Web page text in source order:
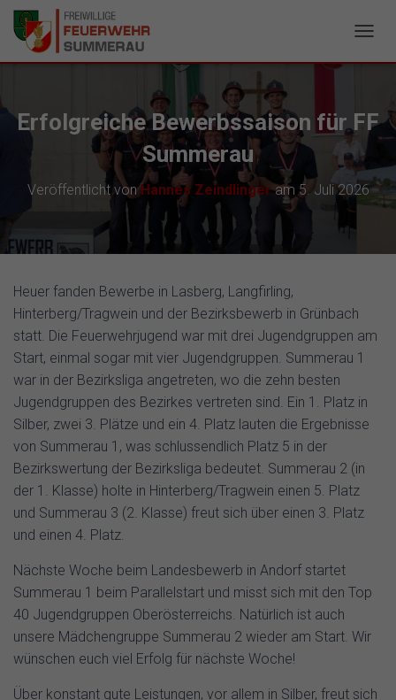
A
G
A
I
O
N
T
Erfolgreiche Bewerbssaison für FF
Summerau
Veröffentlicht vonHannes Zeindlingeram5. Juli 2026
Heuer fanden Bewerbe in Lasberg, Langfirling,
Hinterberg/Tragwein und der Bezirksbewerb in Grünbach
statt. Die Feuerwehrjugend war mit drei Jugendgruppen am
Start, einmal sogar mit vier Jugendgruppen. Summerau 1
war in der Bezirksliga angetreten, wo die zehn besten
Jugendgruppen des Bezirkes vertreten sind. Ein 1. Platz in
Silber, zwei 3. Plätze und ein 4. Platz lauten die Ergebnisse
von Summerau 1, was schlussendlich Platz 5 in der
Bezirkswertung der Bezirksliga bedeutet. Summerau 2 (in
der 1. Klasse) holte in Hinterberg/Tragwein einen 5. Platz
und Summerau 3 (2. Klasse) freut sich über einen 3. Platz
und einen 4. Platz.
Nächste Woche beim Landesbewerb in Andorf startet
Summerau 1 beim Parallelstart und misst sich mit den Top
40 Jugendgruppen Oberösterreichs. Natürlich ist auch
unsere Mädchengruppe Summerau 2 wieder am Start. Wir
wünschen euch viel Erfolg für nächste Woche!
Über konstant gute Leistungen, vor allem in Silber, freut sich